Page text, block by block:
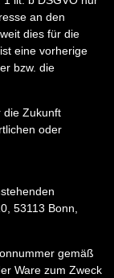
an den
dies für die
eine vorherige
bzw. die
die Zukunft
oder
53113 Bonn,
gemäß
Ware zum Zweck